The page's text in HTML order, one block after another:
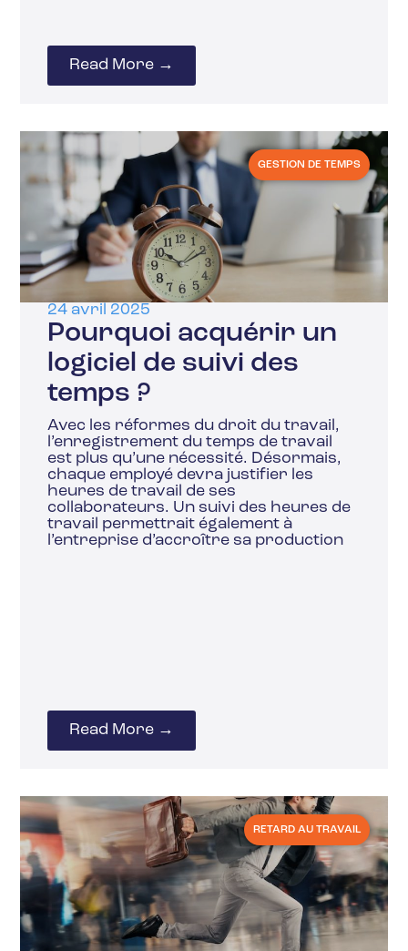
Read More →
GESTION DE TEMPS
24 avril 2025
Pourquoi acquérir un
logiciel de suivi des
temps ?
Avec les réformes du droit du travail,
l’enregistrement du temps de travail
est plus qu’une nécessité. Désormais,
chaque employé devra justifier les
heures de travail de ses
collaborateurs. Un suivi des heures de
travail permettrait également à
l’entreprise d’accroître sa production
Read More →
RETARD AU TRAVAIL